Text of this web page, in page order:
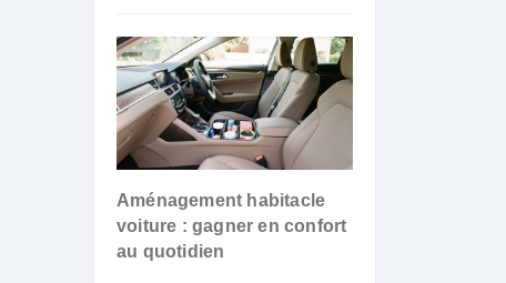
Aménagement habitacle
voiture : gagner en confort
au quotidien